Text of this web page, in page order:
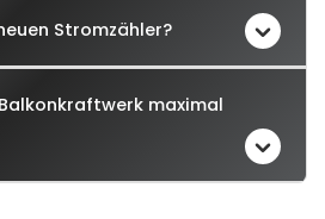
Stromzähler?
maximal